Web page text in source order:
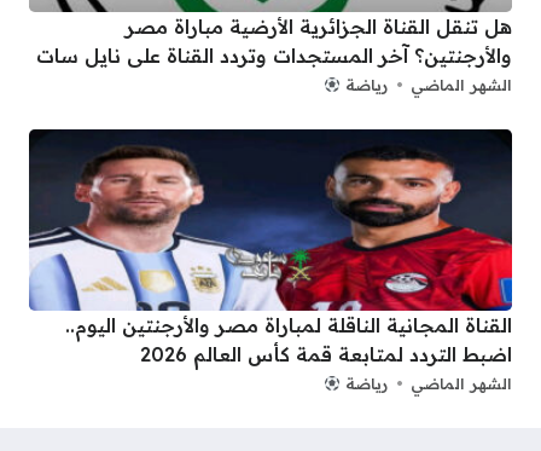
هل تنقل القناة الجزائرية الأرضية مباراة مصر
والأرجنتين؟ آخر المستجدات وتردد القناة على نايل سات
الشهر الماضي رياضة
القناة المجانية الناقلة لمباراة مصر والأرجنتين اليوم..
اضبط التردد لمتابعة قمة كأس العالم 2026
الشهر الماضي رياضة